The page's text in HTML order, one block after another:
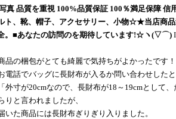
真 品質を重視 100%品質保証 100％満足保障
ト、靴、帽子、アクセサリー、小物☆★当店商
。■あなたの訪問のを期待しています!☆ヽ(▽⌒)
品の梱包がとても綺麗で気持ちがよかったです！
電話でバッグに長財布が入るか問い合わせしたと
「外寸が20cmなので、長財布が18～19cmとして
りと言われましたが、
いた商品には長財布ぎりぎり入りました。